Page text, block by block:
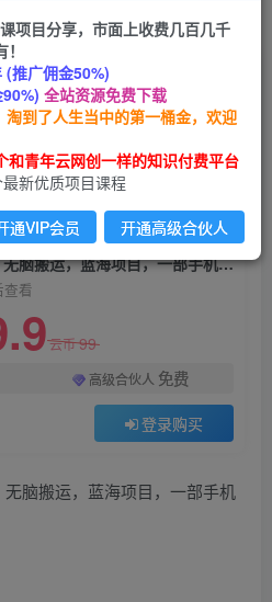
文
，无脑搬运，蓝海项目，
【揭秘】
关注 私信
小红书英语幼师教育动画，无脑搬运，蓝海项目，一部手机轻松日入500+【揭秘】
查看
云币99
高级合伙人 免费
登录购买
脑搬运，蓝海项目，一部手机
项目分享，市面上收费几百几千
(推广佣金50%)
全站资源免费下载
到了人生当中的第一桶金，欢迎
和青年云网创一样的知识付费平台
新优质项目课程
通VIP会员 开通高级合伙人